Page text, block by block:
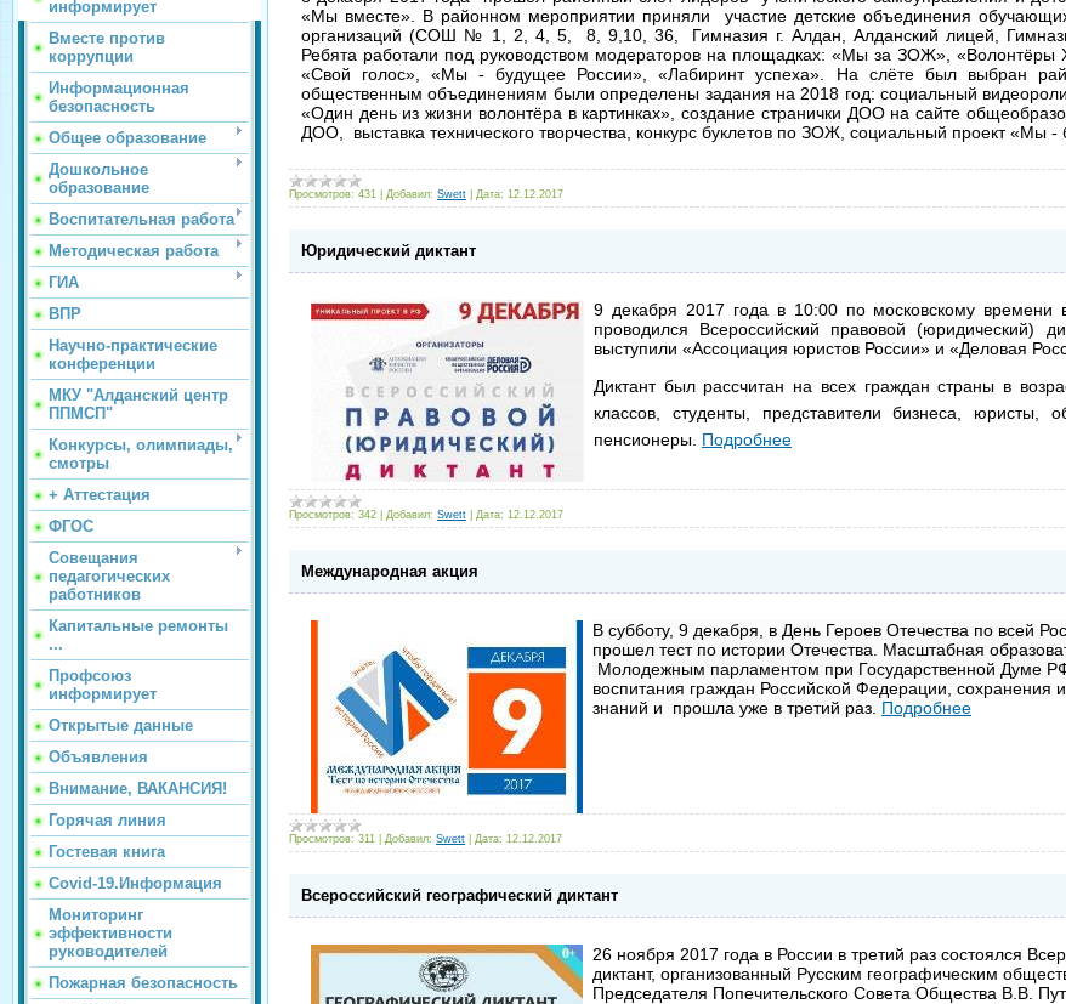
информирует
Вместе против
коррупции
Информационная
безопасность
Общее образование
Дошкольное
образование
Воспитательная работа
Методическая работа
ГИА
ВПР
Научно-практические
конференции
МКУ "Алданский центр
ППМСП"
Конкурсы, олимпиады,
смотры
+ Аттестация
ФГОС
Совещания
педагогических
работников
Капитальные ремонты
...
Профсоюз
информирует
Открытые данные
Объявления
Внимание, ВАКАНСИЯ!
Горячая линия
Гостевая книга
Covid-19.Информация
Мониторинг
эффективности
руководителей
Пожарная безопасность
«Мы вместе». В районном мероприятии приняли участие детские объединения
организаций (СОШ № 1, 2, 4, 5, 8, 9,10, 36, Гимназия г. Алдан, Алданский лицей,
Ребята работали под руководством модераторов на площадках: «Мы за ЗОЖ», «Волонтёры
«Свой голос», «Мы - будущее России», «Лабиринт успеха». На слёте был выбран
общественным объединениям были определены задания на 2018 год: социальный
«Один день из жизни волонтёра в картинках», создание странички ДОО на сайте
ДОО, выставка технического творчества, конкурс буклетов по ЗОЖ, социальный проект «Мы
Просмотров: 431 Добавил: Swett Дата: 12.12.2017
Юридический диктант
9 декабря 2017 года в 10:00 по московскому времени
проводился Всероссийский правовой (юридический)
выступили «Ассоциация юристов России» и «Деловая
Диктант был рассчитан на всех граждан страны в
классов, студенты, представители бизнеса, юристы,
пенсионеры. Подробнее
Просмотров: 342 Добавил: Swett Дата: 12.12.2017
Международная акция
В субботу, 9 декабря, в День Героев Отечества по всей
прошел тест по истории Отечества. Масштабная
Молодежным парламентом при Государственной Думе
воспитания граждан Российской Федерации, сохранения
знаний и
прошла уже в третий раз. Подробнее
Просмотров: 311 Добавил: Swett Дата: 12.12.2017
Всероссийский географический диктант
26 ноября 2017 года в России в третий раз состоялся
диктант, организованный Русским географическим
Председателя Попечительского Совета Общества В.В.